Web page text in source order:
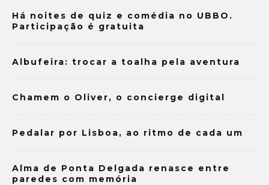
Há noites de quiz e comédia no UBBO.
Participação é gratuita
Albufeira: trocar a toalha pela aventura
Chamem o Oliver, o concierge digital
Pedalar por Lisboa, ao ritmo de cada um
Alma de Ponta Delgada renasce entre
paredes com memória